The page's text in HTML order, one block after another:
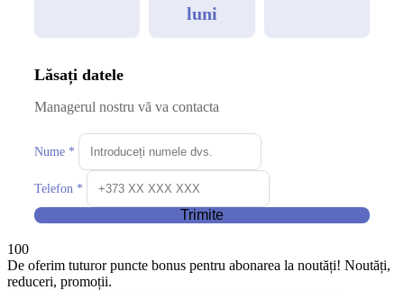
luni
Lăsați datele
Managerul nostru vă va contacta
Nume *
Telefon *
Trimite
100
De oferim tuturor puncte bonus pentru abonarea la noutăți! Noutăți,
reduceri, promoții.